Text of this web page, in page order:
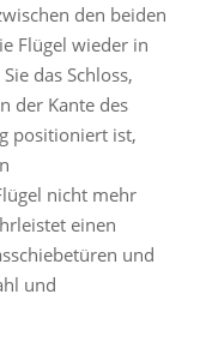
den beiden
Flügel wieder in
das Schloss,
der Kante des
positioniert ist,
nicht mehr
einen
und
und